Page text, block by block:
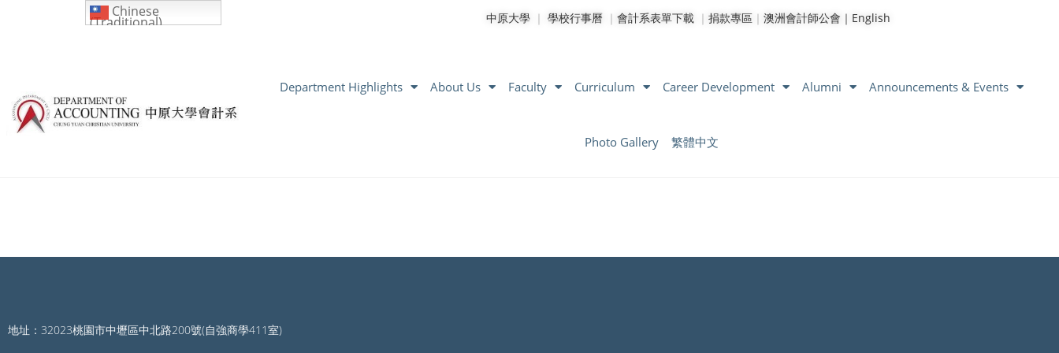
中原大學 ｜ 學校行事曆 ｜ 會計系表單下載 ｜ 捐款專區 ｜ 澳洲會計師公會｜ English
Department Highlights About Us Faculty Curriculum Career Development Alumni Announcements & Events
Photo Gallery 繁體中文
地址：32023桃園市中壢區中北路200號(自強商學411室)
Chinese
(Traditional)